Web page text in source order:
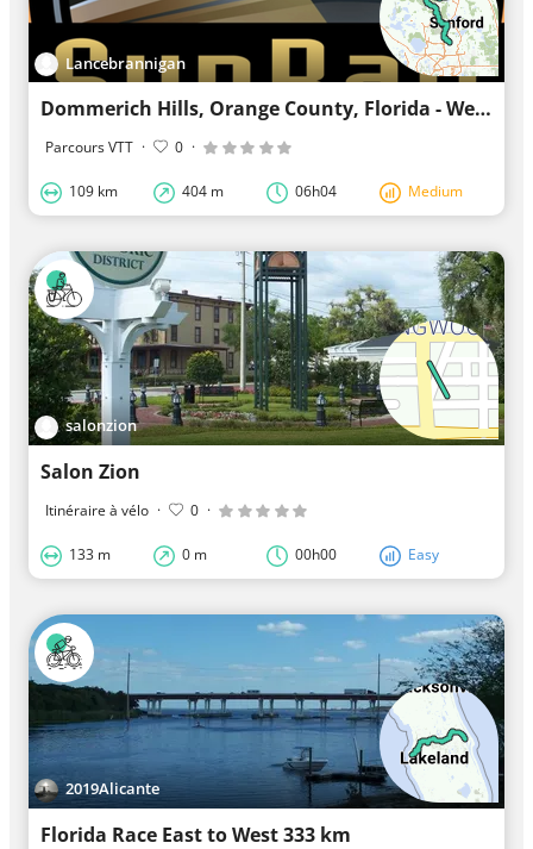
Lancebrannigan
Dommerich Hills, Orange County, Florida - West Howry Avenue, Volusia County, Florida
Parcours VTT · 0 ·
109 km 404 m 06h04 Medium
salonzion
Salon Zion
Itinéraire à vélo · 0 ·
133 m 0 m 00h00 Easy
2019Alicante
Florida Race East to West 333 km